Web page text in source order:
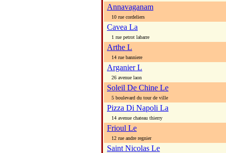
Annavaganam
10 rue cordeliers
Cavea La
1 rue petrot labarre
Arthe L
14 rue banniere
Arganier L
26 avenue laon
Soleil De Chine Le
5 boulevard du tour de ville
Pizza Di Napoli La
14 avenue chateau thierry
Frioul Le
12 rue andre regnier
Saint Nicolas Le